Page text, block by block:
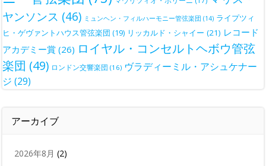
ヤンソンス (46) ミュンヘン・フィルハーモニー管弦楽団 (14) ライプツィ
ヒ・ゲヴァントハウス管弦楽団 (19) リッカルド・シャイー (21) レコード
アカデミー賞 (26) ロイヤル・コンセルトヘボウ管弦
楽団 (49) ロンドン交響楽団 (16) ヴラディーミル・アシュケナー
ジ (29)
アーカイブ
2026年8月 (2)